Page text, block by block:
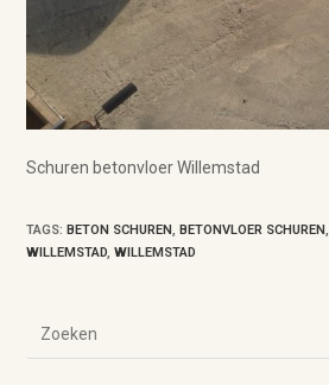
Schuren betonvloer Willemstad
TAGS: BETON SCHUREN, BETONVLOER SCHUREN,
WILLEMSTAD, WILLEMSTAD